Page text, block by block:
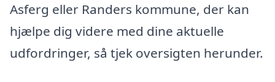
Asferg eller Randers kommune, der kan
hjælpe dig videre med dine aktuelle
udfordringer, så tjek oversigten herunder.